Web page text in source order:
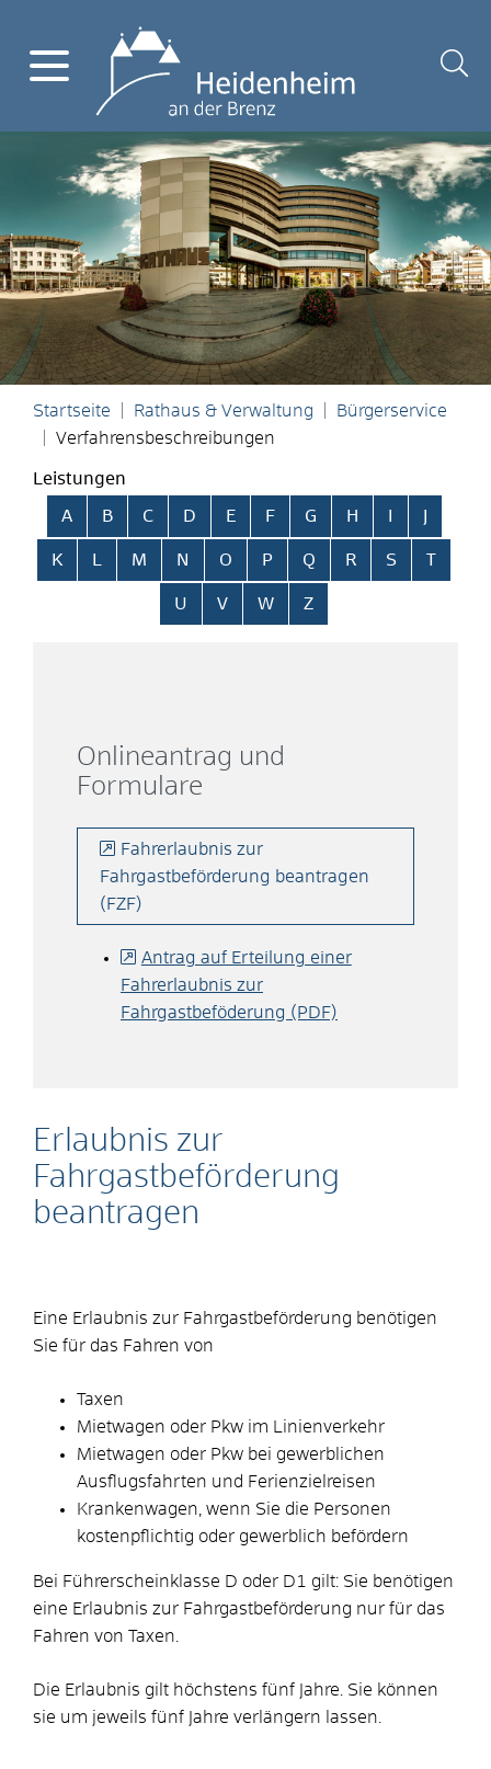
Startseite Rathaus & Verwaltung
Bürgerservice
Verfahrensbeschreibungen
Leistungen
Alphabetisches Register überspringen
A B C D E F G H
K L M N O P Q R S T
U V W Z
Erlaubnis zur
Fahrgastbeförderung
beantragen
Eine Erlaubnis zur Fahrgastbeförderung benötigen
Sie für das Fahren von
Taxen
Mietwagen oder Pkw im Linienverkehr
Mietwagen oder Pkw bei gewerblichen
Ausflugsfahrten und Ferienzielreisen
Krankenwagen, wenn Sie die Personen
kostenpflichtig oder gewerblich befördern
Bei Führerscheinklasse D oder D1 gilt: Sie benötigen
eine Erlaubnis zur Fahrgastbeförderung nur für das
Fahren von Taxen.
Die Erlaubnis gilt höchstens fünf Jahre. Sie können
sie um jeweils fünf Jahre verlängern lassen.
Onlineantrag und
Formulare
Fahrerlaubnis zur
Fahrgastbeförderung beantragen
(FZF)
Antrag auf Erteilung einer
Fahrerlaubnis zur
Fahrgastbeföderung (PDF)